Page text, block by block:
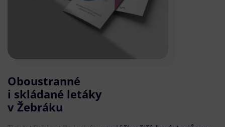
Oboustranné
i skládané letáky
v Žebráku